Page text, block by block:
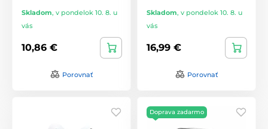
Skladom, v pondelok 10. 8. u
vás
10,86 €
Porovnať
Skladom, v pondelok 10. 8. u
vás
16,99 €
Porovnať
Doprava zadarmo